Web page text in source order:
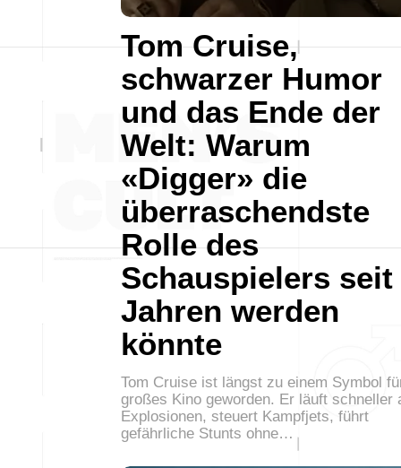
Tom Cruise,
schwarzer Humor
und das Ende der
Welt: Warum
«Digger» die
überraschendste
Rolle des
Schauspielers seit
Jahren werden
könnte
Tom Cruise ist längst zu einem Symbol
großes Kino geworden. Er läuft schneller
Explosionen, steuert Kampfjets, führt
gefährliche Stunts ohne…